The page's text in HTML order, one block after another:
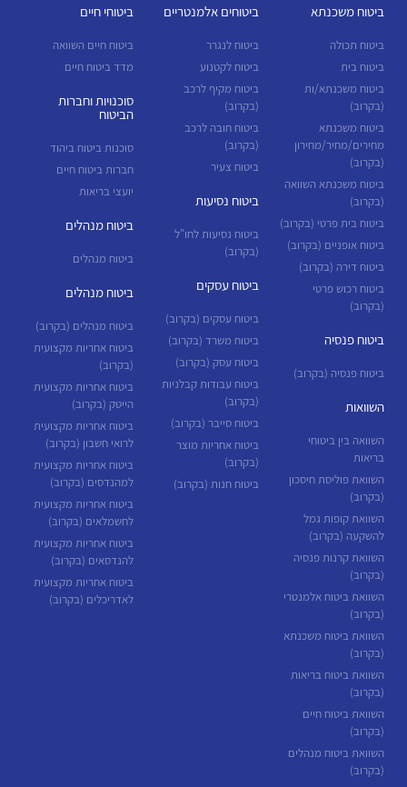
ביטוח משכנתא
ביטוח תכולה
ביטוח בית
ביטוח משכנתא/ות
(בקרוב)
ביטוח משכנתא
מחירים/מחיר/מחירון
(בקרוב)
ביטוח משכנתא השוואה
(בקרוב)
ביטוח בית פרטי (בקרוב)
ביטוח אופניים (בקרוב)
ביטוח דירה (בקרוב)
ביטוח רכוש פרטי
(בקרוב)
ביטוח פנסיה
ביטוח פנסיה (בקרוב)
השוואות
השוואה בין ביטוחי
בריאות
השוואת פוליסת חיסכון
(בקרוב)
השוואת קופות גמל
להשקעה (בקרוב)
השוואת קרנות פנסיה
(בקרוב)
השוואת ביטוח אלמנטרי
(בקרוב)
השוואת ביטוח משכנתא
(בקרוב)
השוואת ביטוח בריאות
(בקרוב)
השוואת ביטוח חיים
(בקרוב)
השוואת ביטוח מנהלים
(בקרוב)
ביטוחים אלמנטריים
ביטוח לנגרר
ביטוח לקטנוע
ביטוח מקיף לרכב
(בקרוב)
ביטוח חובה לרכב
(בקרוב)
ביטוח צעיר
ביטוח נסיעות
ביטוח נסיעות לחו"ל
(בקרוב)
ביטוח עסקים
ביטוח עסקים (בקרוב)
ביטוח משרד (בקרוב)
ביטוח עסק (בקרוב)
ביטוח עבודות קבלניות
(בקרוב)
ביטוח סייבר (בקרוב)
ביטוח אחריות מוצר
(בקרוב)
ביטוח חנות (בקרוב)
ביטוחי חיים
ביטוח חיים השוואה
מדד ביטוח חיים
סוכנויות וחברות
הביטוח
סוכנות ביטוח ביהוד
חברות ביטוח חיים
יועצי בריאות
ביטוח מנהלים
ביטוח מנהלים
ביטוח מנהלים
ביטוח מנהלים (בקרוב)
ביטוח אחריות מקצועית
(בקרוב)
ביטוח אחריות מקצועית
הייטק (בקרוב)
ביטוח אחריות מקצועית
לרואי חשבון (בקרוב)
ביטוח אחריות מקצועית
למהנדסים (בקרוב)
ביטוח אחריות מקצועית
לחשמלאים (בקרוב)
ביטוח אחריות מקצועית
להנדסאים (בקרוב)
ביטוח אחריות מקצועית
לאדריכלים (בקרוב)